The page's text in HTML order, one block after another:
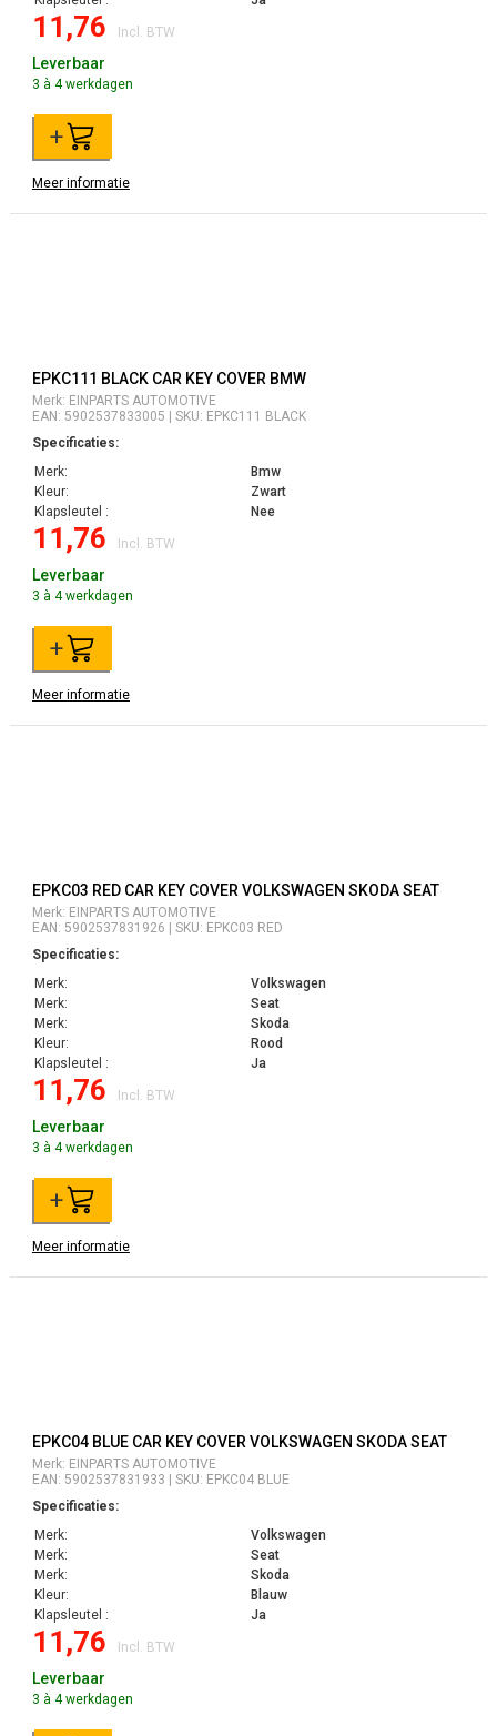
11,76 Incl. BTW
Leverbaar
3 à 4 werkdagen
+
Meer informatie
EPKC111 BLACK CAR KEY COVER BMW
Merk: EINPARTS AUTOMOTIVE
EAN: 5902537833005 | SKU: EPKC111 BLACK
Specificaties:
Merk:
Bmw
Kleur:
Zwart
Klapsleutel :
Nee
11,76 Incl. BTW
Leverbaar
3 à 4 werkdagen
+
Meer informatie
EPKC03 RED CAR KEY COVER VOLKSWAGEN SKODA SEAT
Merk: EINPARTS AUTOMOTIVE
EAN: 5902537831926 | SKU: EPKC03 RED
Specificaties:
Merk:
Volkswagen
Merk:
Seat
Merk:
Skoda
Kleur:
Rood
Klapsleutel :
Ja
11,76 Incl. BTW
Leverbaar
3 à 4 werkdagen
+
Meer informatie
EPKC04 BLUE CAR KEY COVER VOLKSWAGEN SKODA SEAT
Merk: EINPARTS AUTOMOTIVE
EAN: 5902537831933 | SKU: EPKC04 BLUE
Specificaties:
Merk:
Volkswagen
Merk:
Seat
Merk:
Skoda
Kleur:
Blauw
Klapsleutel :
Ja
11,76 Incl. BTW
Leverbaar
3 à 4 werkdagen